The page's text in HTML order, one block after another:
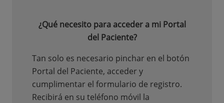
¿Qué necesito para acceder a mi Portal
del Paciente?
Tan solo es necesario pinchar en el botón
Portal del Paciente, acceder y
cumplimentar el formulario de registro.
Recibirá en su teléfono móvil la